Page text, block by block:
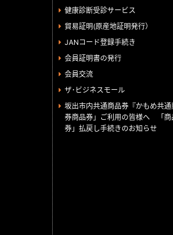
健康診断受診サービス
貿易証明(原産地証明発行）
JANコード登録手続き
会員証明書の発行
会員交流
ザ･ビジネスモール
坂出市内共通商品券『かもめ共通
券商品券」ご利用の皆様へ 「商
券」払戻し手続きのお知らせ